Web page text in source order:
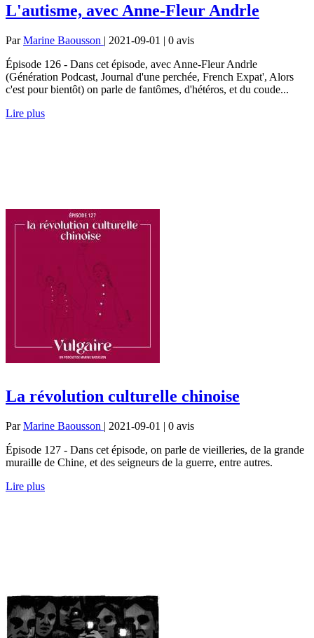
L'autisme, avec Anne-Fleur Andrle
ParMarine Baousson | 2021-09-01 | 0 avis
Épisode 126 - Dans cet épisode, avec Anne-Fleur Andrle
(Génération Podcast, Journal d'une perchée, French Expat', Alors
c'est pour bientôt) on parle de fantômes, d'hétéros, et du coude...
Lire plus
La révolution culturelle chinoise
ParMarine Baousson | 2021-09-01 | 0 avis
Épisode 127 - Dans cet épisode, on parle de vieilleries, de la grande
muraille de Chine, et des seigneurs de la guerre, entre autres.
Lire plus